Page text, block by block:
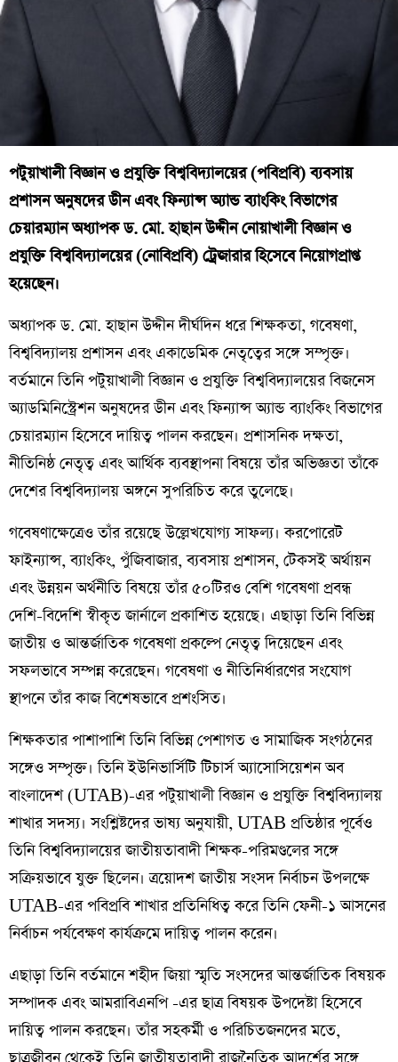
পটুয়াখালী বিজ্ঞান ও প্রযুক্তি বিশ্ববিদ্যালয়ের (পবিপ্রবি) ব্যবসায়
প্রশাসন অনুষদের ডীন এবং ফিন্যান্স অ্যান্ড ব্যাংকিং বিভাগের
চেয়ারম্যান অধ্যাপক ড. মো. হাছান উদ্দীন নোয়াখালী বিজ্ঞান ও
প্রযুক্তি বিশ্ববিদ্যালয়ের (নোবিপ্রবি) ট্রেজারার হিসেবে নিয়োগপ্রাপ্ত
হয়েছেন।
অধ্যাপক ড. মো. হাছান উদ্দীন দীর্ঘদিন ধরে শিক্ষকতা, গবেষণা,
বিশ্ববিদ্যালয় প্রশাসন এবং একাডেমিক নেতৃত্বের সঙ্গে সম্পৃক্ত।
বর্তমানে তিনি পটুয়াখালী বিজ্ঞান ও প্রযুক্তি বিশ্ববিদ্যালয়ের বিজনেস
অ্যাডমিনিস্ট্রেশন অনুষদের ডীন এবং ফিন্যান্স অ্যান্ড ব্যাংকিং বিভাগের
চেয়ারম্যান হিসেবে দায়িত্ব পালন করছেন। প্রশাসনিক দক্ষতা,
নীতিনিষ্ঠ নেতৃত্ব এবং আর্থিক ব্যবস্থাপনা বিষয়ে তাঁর অভিজ্ঞতা তাঁকে
দেশের বিশ্ববিদ্যালয় অঙ্গনে সুপরিচিত করে তুলেছে।
গবেষণাক্ষেত্রেও তাঁর রয়েছে উল্লেখযোগ্য সাফল্য। করপোরেট
ফাইন্যান্স, ব্যাংকিং, পুঁজিবাজার, ব্যবসায় প্রশাসন, টেকসই অর্থায়ন
এবং উন্নয়ন অর্থনীতি বিষয়ে তাঁর ৫০টিরও বেশি গবেষণা প্রবন্ধ
দেশি-বিদেশি স্বীকৃত জার্নালে প্রকাশিত হয়েছে। এছাড়া তিনি বিভিন্ন
জাতীয় ও আন্তর্জাতিক গবেষণা প্রকল্পে নেতৃত্ব দিয়েছেন এবং
সফলভাবে সম্পন্ন করেছেন। গবেষণা ও নীতিনির্ধারণের সংযোগ
স্থাপনে তাঁর কাজ বিশেষভাবে প্রশংসিত।
শিক্ষকতার পাশাপাশি তিনি বিভিন্ন পেশাগত ও সামাজিক সংগঠনের
সঙ্গেও সম্পৃক্ত। তিনি ইউনিভার্সিটি টিচার্স অ্যাসোসিয়েশন অব
বাংলাদেশ (UTAB)-এর পটুয়াখালী বিজ্ঞান ও প্রযুক্তি বিশ্ববিদ্যালয়
শাখার সদস্য। সংশ্লিষ্টদের ভাষ্য অনুযায়ী, UTAB প্রতিষ্ঠার পূর্বেও
তিনি বিশ্ববিদ্যালয়ের জাতীয়তাবাদী শিক্ষক-পরিমণ্ডলের সঙ্গে
সক্রিয়ভাবে যুক্ত ছিলেন। ত্রয়োদশ জাতীয় সংসদ নির্বাচন উপলক্ষে
UTAB-এর পবিপ্রবি শাখার প্রতিনিধিত্ব করে তিনি ফেনী-১ আসনের
নির্বাচন পর্যবেক্ষণ কার্যক্রমে দায়িত্ব পালন করেন।
এছাড়া তিনি বর্তমানে শহীদ জিয়া স্মৃতি সংসদের আন্তর্জাতিক বিষয়ক
সম্পাদক এবং আমরাবিএনপি -এর ছাত্র বিষয়ক উপদেষ্টা হিসেবে
দায়িত্ব পালন করছেন। তাঁর সহকর্মী ও পরিচিতজনদের মতে,